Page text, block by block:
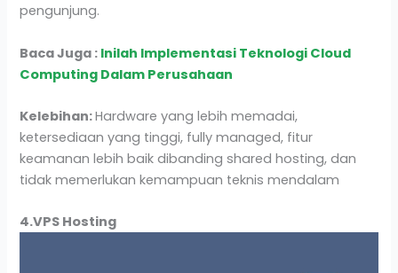
pengunjung.
Baca Juga : Inilah Implementasi Teknologi Cloud
Computing Dalam Perusahaan
Kelebihan:Hardware yang lebih memadai,
ketersediaan yang tinggi, fully managed, fitur
keamanan lebih baik dibanding shared hosting, dan
tidak memerlukan kemampuan teknis mendalam
4.VPS Hosting